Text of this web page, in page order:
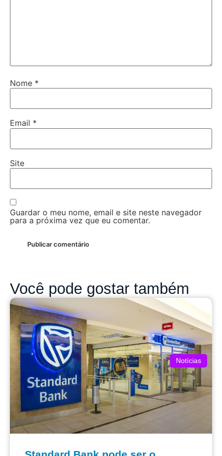
Nome *
Email *
Site
Guardar o meu nome, email e site neste navegador
para a próxima vez que eu comentar.
Você pode gostar também
Notícias